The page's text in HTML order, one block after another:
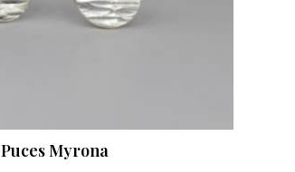
Puces Myrona